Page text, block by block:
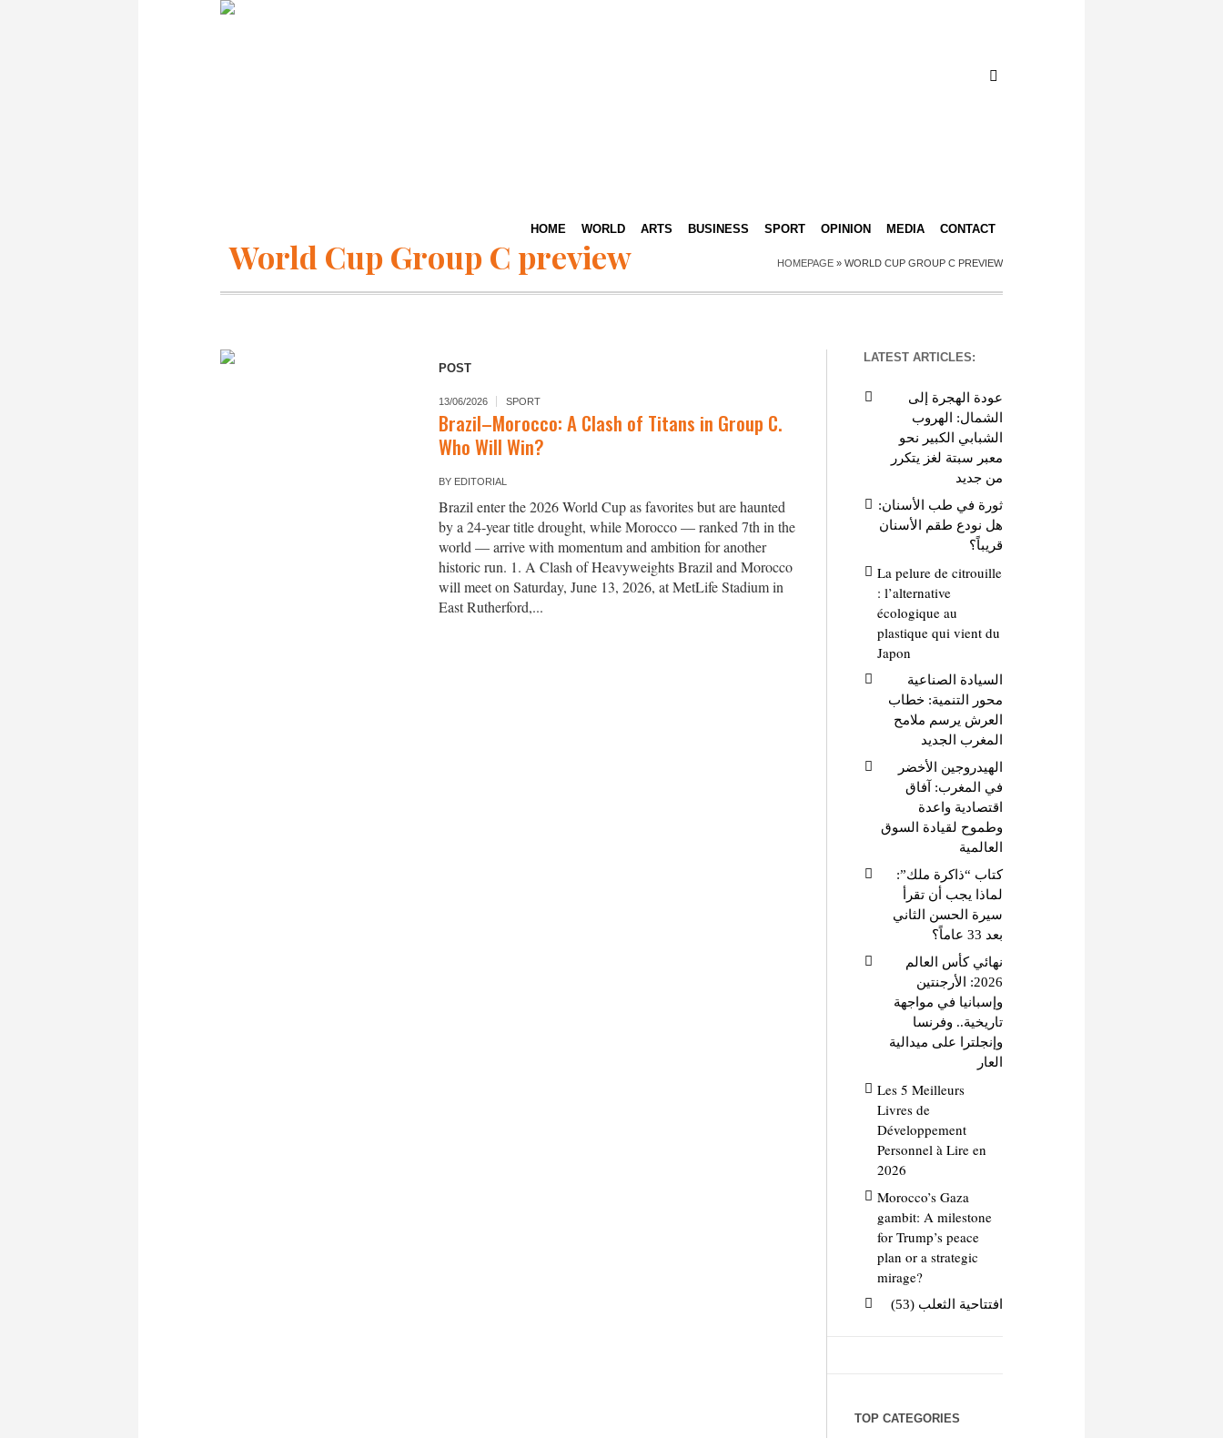
HOME WORLD ARTS BUSINESS SPORT OPINION MEDIA CONTACT
World Cup Group C preview HOMEPAGE » WORLD CUP GROUP C PREVIEW
POST
13/06/2026 SPORT
Brazil–Morocco: A Clash of Titans in Group C.
Who Will Win?
BY EDITORIAL
Brazil enter the 2026 World Cup as favorites but are haunted
by a 24‑year title drought, while Morocco — ranked 7th in the
world — arrive with momentum and ambition for another
historic run. 1. A Clash of Heavyweights Brazil and Morocco
will meet on Saturday, June 13, 2026, at MetLife Stadium in
East Rutherford,...
LATEST ARTICLES:
عودة الهجرة إلى
الشمال: الهروب
الشبابي الكبير نحو
معبر سبتة لغز يتكرر
من جديد
ثورة في طب الأسنان:
هل نودع طقم الأسنان
قريباً؟
La pelure de citrouille
: l’alternative
écologique au
plastique qui vient du
Japon
السيادة الصناعية
محور التنمية: خطاب
العرش يرسم ملامح
المغرب الجديد
الهيدروجين الأخضر
في المغرب: آفاق
اقتصادية واعدة
وطموح لقيادة السوق
العالمية
كتاب “ذاكرة ملك”:
لماذا يجب أن تقرأ
سيرة الحسن الثاني
بعد 33 عاماً؟
نهائي كأس العالم
2026: الأرجنتين
وإسبانيا في مواجهة
تاريخية.. وفرنسا
وإنجلترا على ميدالية
العار
Les 5 Meilleurs
Livres de
Développement
Personnel à Lire en
2026
Morocco’s Gaza
gambit: A milestone
for Trump’s peace
plan or a strategic
mirage?
افتتاحية الثعلب (53)
TOP CATEGORIES